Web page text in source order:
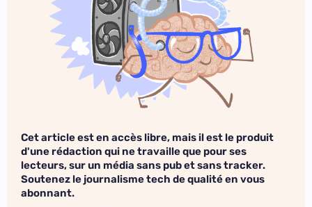
Cet article est en accès libre, mais il est le produit
d'une rédaction qui ne travaille que pour ses
lecteurs, sur un média sans pub et sans tracker.
Soutenez le journalisme tech de qualité en vous
abonnant.